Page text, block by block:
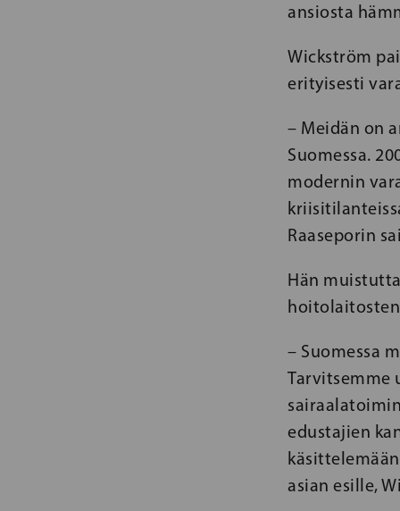
ansiosta
Wickström
erityisesti
– Meidän on
Suomessa.
modernin
Raaseporin
Hän
– Suomessa
Tarvitsemme
edustajien
asian esille,